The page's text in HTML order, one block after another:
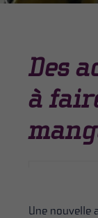
Des
à
Une nouvelle